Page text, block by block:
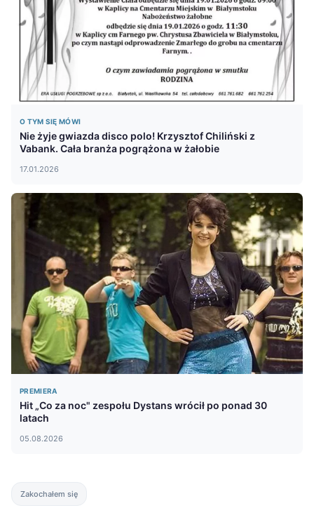
O TYM SIĘ MÓWI
Nie żyje gwiazda disco polo! Krzysztof Chiliński z
Vabank. Cała branża pogrążona w żałobie
17.01.2026
PREMIERA
Hit „Co za noc" zespołu Dystans wrócił po ponad 30
latach
05.08.2026
Zakochałem się